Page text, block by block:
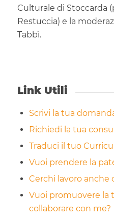
Culturale di Stoccarda
Restuccia) e la
Tabbì.
Link Utili
Scrivi la tua
Richiedi la tua
Traduci il tuo
Vuoi prendere la
Cerchi lavoro anche
Vuoi promuovere la
collaborare con me?